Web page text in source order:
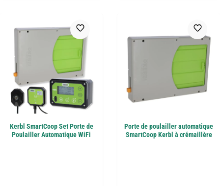
Kerbl SmartCoop Set Porte de
Poulailler Automatique WiFi
Porte de poulailler automatique
SmartCoop Kerbl à crémaillère